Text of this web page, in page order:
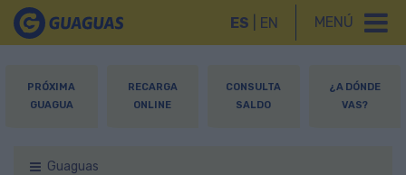
MENÚ
ES EN
PRÓXIMA
GUAGUA
RECARGA
ONLINE
CONSULTA
SALDO
¿A DÓNDE
VAS?
Guaguas